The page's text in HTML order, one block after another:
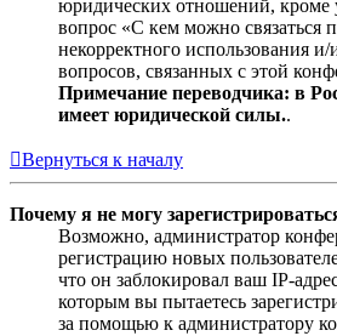
юридических отношений, кроме
вопрос «С кем можно связаться
некорректного использования
вопросов, связанных с этой
Примечание переводчика: в
имеет юридической силы..
Вернуться к началу
Почему я не могу
Возможно, администратор
регистрацию новых
что он заблокировал ваш IP-
которым вы пытаетесь
за помощью к администратору